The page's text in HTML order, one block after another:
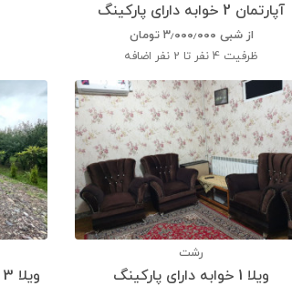
آپارتمان 2 خوابه دارای پارکینگ
از شبی ۳٫۰۰۰٫۰۰۰ تومان
ظرفیت 4 نفر تا 2 نفر اضافه
رشت
ویلا 1 خوابه دارای پارکینگ ویلا 3 خوابه روستایی دارای پارکینگ